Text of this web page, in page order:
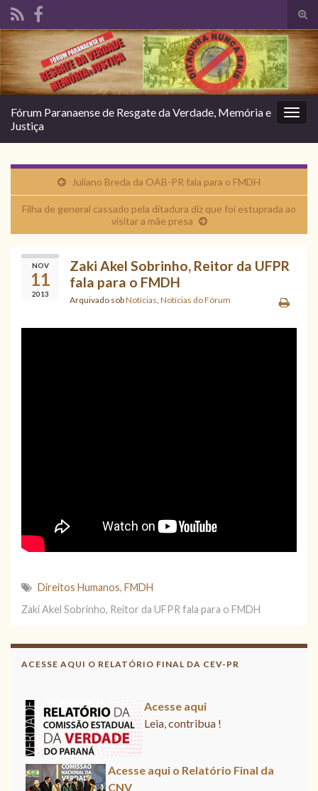
de
Search for:
Fórum Paranaense de Resgate da Verdade, Memória e
Justiça
Juliano Breda da OAB-PR fala para o FMDH
Filha de general cassado pela ditadura diz que foi estuprada ao
visitar a mãe presa
NOV
11
2013
Zaki Akel Sobrinho, Reitor da UFPR
fala para o FMDH
Arquivado sobNotícias Notícias do Fórum
Direitos Humanos, FMDH
Zaki Akel Sobrinho, Reitor da UFPR fala para o FMDH
ACESSE AQUI O RELATÓRIO FINAL DA CEV-PR
Leia, divulgue!
Acesse aqui
Leia, contribua !
Acesse aqui o Relatório Final da
CNV